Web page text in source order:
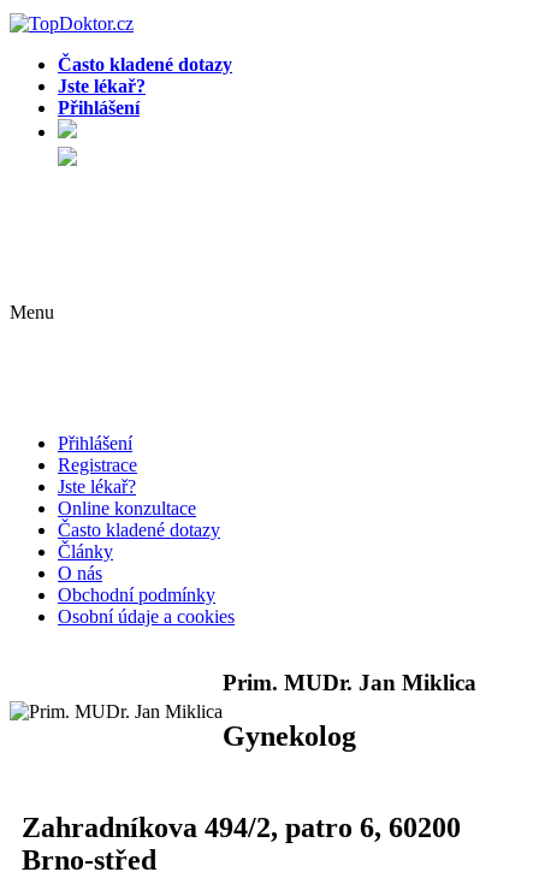
Často kladené dotazy
Jste lékař?
Přihlášení
Menu
Přihlášení
Registrace
Jste lékař?
Online konzultace
Často kladené dotazy
Články
O nás
Obchodní podmínky
Osobní údaje a cookies
Prim. MUDr. Jan Miklica
Gynekolog
Zahradníkova 494/2, patro 6, 60200
Brno-střed